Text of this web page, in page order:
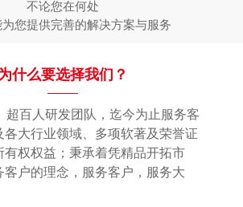
不论您在何处
您提供完善的解决方案与服务
什么要选择我们？
超百人研发团队，迄今为止服务客
各大行业领域、多项软著及荣誉证
有权权益；秉承着凭精品开拓市
客户的理念，服务客户，服务大